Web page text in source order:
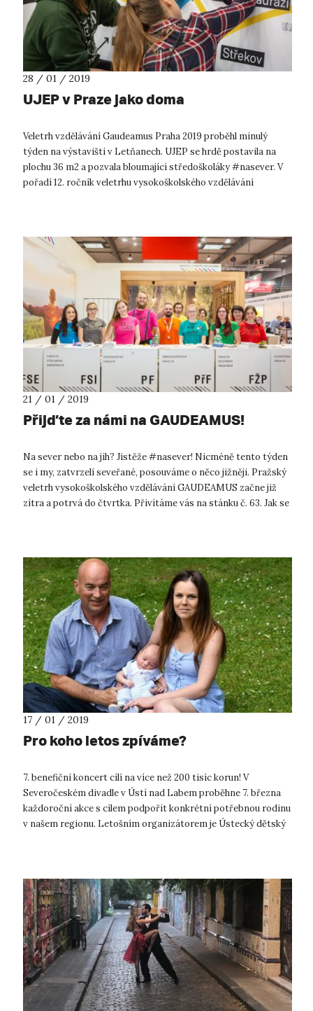
28 / 01 / 2019
UJEP v Praze jako doma
Veletrh vzdělávání Gaudeamus Praha 2019 proběhl minulý
týden na výstavišti v Letňanech. UJEP se hrdě postavila na
plochu 36 m2 a pozvala bloumající středoškoláky #nasever. V
pořadí 12. ročník veletrhu vysokoškolského vzdělávání
21 / 01 / 2019
Přijďte za námi na GAUDEAMUS!
Na sever nebo na jih? Jistěže #nasever! Nicméně tento týden
se i my, zatvrzelí seveřané, posouváme o něco jižněji. Pražský
veletrh vysokoškolského vzdělávání GAUDEAMUS začne již
zítra a potrvá do čtvrtka. Přivítáme vás na stánku č. 63. Jak se
17 / 01 / 2019
Pro koho letos zpíváme?
7. benefiční koncert cílí na více než 200 tisíc korun! V
Severočeském divadle v Ústí nad Labem proběhne 7. března
každoroční akce s cílem podpořit konkrétní potřebnou rodinu
v našem regionu. Letošním organizátorem je Ústecký dětský